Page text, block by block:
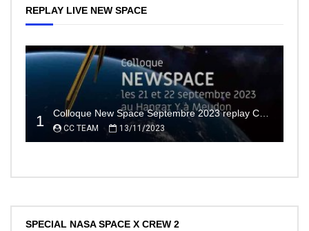
REPLAY LIVE NEW SPACE
1 CC TEAM 13/11/2023
SPECIAL NASA SPACE X CREW 2